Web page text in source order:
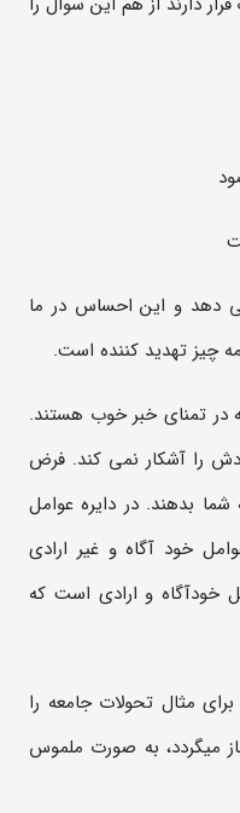
دهد و این احساس در ما
چیز تهدید کننده است.
تمنای خبر خوب هستند.
را آشکار نمی کند. فرض
بدهند. در دایره عوامل
خود آگاه و غیر ارادی
خودآگاه و ارادی است که
مثال تحولات جامعه را
میگردد، به صورت ملموس